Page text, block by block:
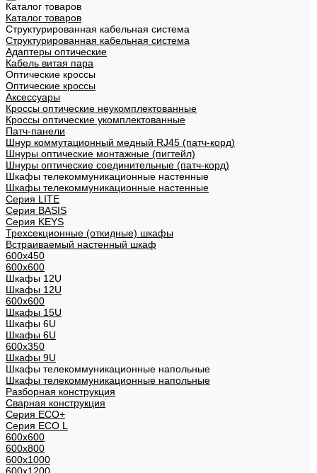
Каталог товаров
Каталог товаров
Структурированная кабельная система
Структурированная кабельная система
Адаптеры оптические
Кабель витая пара
Оптические кроссы
Оптические кроссы
Аксессуары
Кроссы оптические неукомплектованные
Кроссы оптические укомплектованные
Патч-панели
Шнур коммутационный медный RJ45 (патч-корд)
Шнуры оптические монтажные (пигтейл)
Шнуры оптические соединительные (патч-корд)
Шкафы телекоммуникационные настенные
Шкафы телекоммуникационные настенные
Cерия LITE
Cерия BASIS
Cерия KEYS
Трехсекционные (откидные) шкафы
Встраиваемый настенный шкаф
600x450
600x600
Шкафы 12U
Шкафы 12U
600x600
Шкафы 15U
Шкафы 6U
Шкафы 6U
600x350
Шкафы 9U
Шкафы телекоммуникационные напольные
Шкафы телекоммуникационные напольные
Разборная конструкция
Сварная конструкция
Серия ECO+
Серия ECO L
600x600
600x800
600х1000